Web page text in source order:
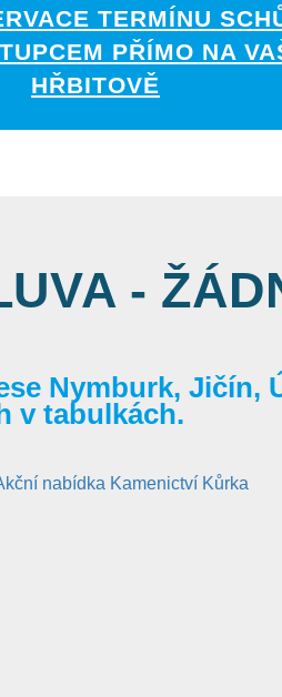
TERMÍNU
PŘÍMO NA
HŘBITOVĚ
-
Nymburk, Jičín,
v tabulkách.